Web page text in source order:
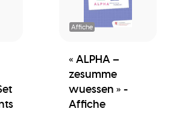
Affiche
« ALPHA –
zesumme
wuessen » -
Affiche